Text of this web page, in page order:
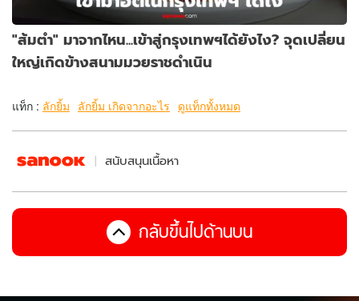
"ส้มตำ" มาจากไหน...เข้าสู่กรุงเทพฯได้ยังไง? จุดเปลี่ยน
ใหญ่เกิดข้างสนามมวยราชดำเนิน
แท็ก : ลักยิ้ม ลักยิ้ม เกิดจากอะไร ดูแท็กทั้งหมด
สนับสนุนเนื้อหา
กลับขึ้นไปด้านบน